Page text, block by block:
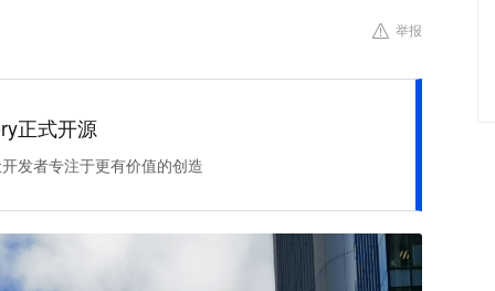
举报
正式开源
发者专注于更有价值的创造